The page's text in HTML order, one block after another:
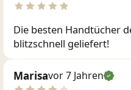
Die besten Handtücher
blitzschnell geliefert!
Marisavor 7 Jahren